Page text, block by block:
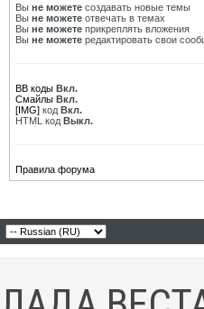
Вы не можете создавать новые темы
Вы не можете отвечать в темах
Вы не можете прикреплять вложения
Вы не можете редактировать свои
BB коды Вкл.
Смайлы Вкл.
[IMG] код Вкл.
HTML код Выкл.
Правила форума